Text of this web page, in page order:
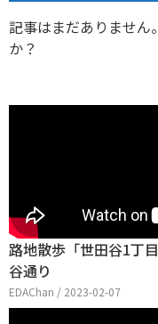
記事はまだありません
か？
路地散歩「世田谷1丁
谷通り
EDAChan / 2023-02-07